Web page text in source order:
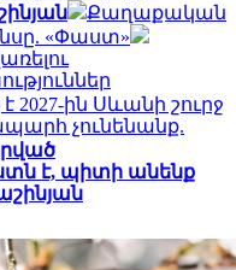
Քաղաքական
«Փաստ»
2027-ին Սևանի շուրջ
չունենանք.
է, պիտի անենք